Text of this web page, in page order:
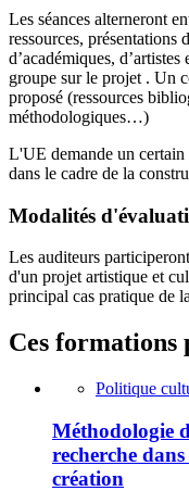
Les séances alterneront
ressources, présentations
d’académiques, d’artistes
groupe sur le projet . Un
proposé (ressources
méthodologiques…)
L'UE demande un
dans le cadre de la
Modalités
Les auditeurs
d'un projet artistique et
principal cas pratique de
Ces formations
Politique
Méthodologie
recherche
création